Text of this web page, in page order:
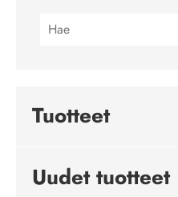
Tuotteet
Uudet tuotteet